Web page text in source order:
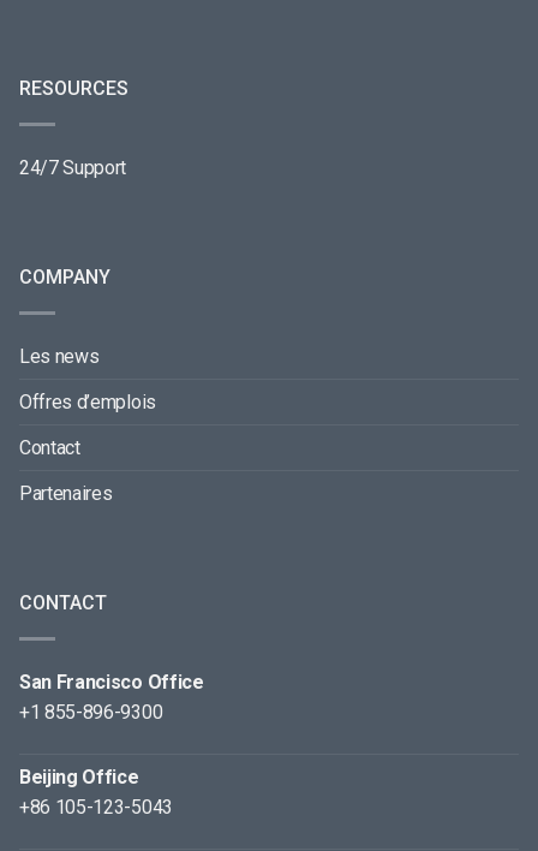
RESOURCES
24/7 Support
COMPANY
Les news
Offres d’emplois
Contact
Partenaires
CONTACT
San Francisco Office
+1 855-896-9300
Beijing Office
+86 105-123-5043